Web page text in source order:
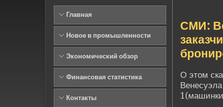
Главная
Новое в промышленности
Экономический обзор
Финансовая статистика
Контакты
СМИ:
О этом